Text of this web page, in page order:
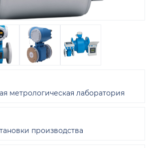
метрологическая лаборатория
производства